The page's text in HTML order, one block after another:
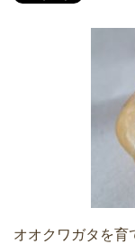
オオクワガタを育